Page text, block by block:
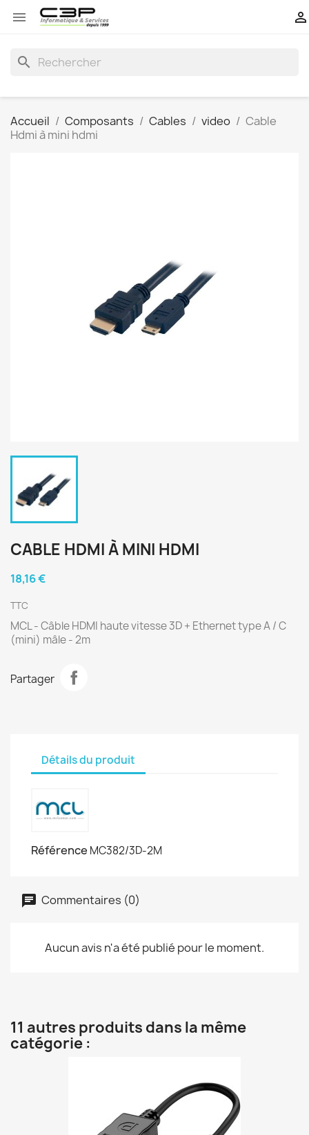
 
search
Accueil Composants Cables video
Cable
Hdmi à mini hdmi
CABLE HDMI À MINI HDMI
18,16 €
TTC
MCL - Câble HDMI haute vitesse 3D + Ethernet type A / C
(mini) mâle - 2m
Partager
Détails du produit
Référence MC382/3D-2M
Commentaires (0)
Aucun avis n'a été publié pour le moment.
11 autres produits dans la même
catégorie :